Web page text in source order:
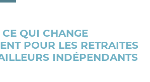
QUI CHANGE
POUR LES RETRAITES
INDÉPENDANTS